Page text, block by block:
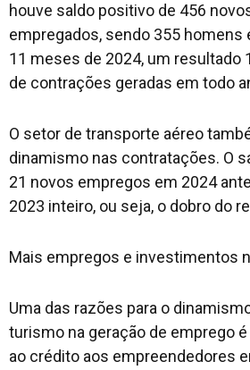
houve saldo positivo de 456
empregados, sendo 355 homens
11 meses de 2024, um resultado
de contrações geradas em todo
O setor de transporte aéreo
dinamismo nas contratações. O
21 novos empregos em 2024
2023 inteiro, ou seja, o dobro do
Mais empregos e investimentos
Uma das razões para o
turismo na geração de emprego
ao crédito aos empreendedores